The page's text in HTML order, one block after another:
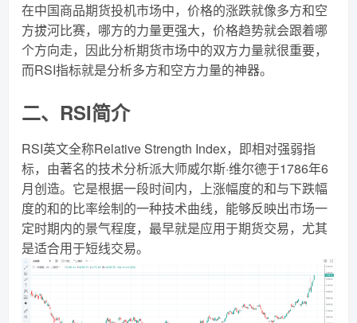
在中国商品期货投机市场中，价格的涨跌就像多方和空
方拔河比赛，哪方的力量更强大，价格趋势就会跟着哪
个方向走，因此分析期货市场中的双方力量就很重要，
而RSI指标就是分析多方和空方力量的神器。
二、RSI简介
RSI英文全称Relative Strength Index，即相对强弱指
标，由著名的技术分析派大师威尔斯·维尔德于1786年6
月创造。它是根据一段时间内，上涨幅度的和与下跌幅
度的和的比率绘制的一种技术曲线，能够反映出市场一
定时期内的景气程度，最早就是应用于期货交易，尤其
是适合用于短线交易。